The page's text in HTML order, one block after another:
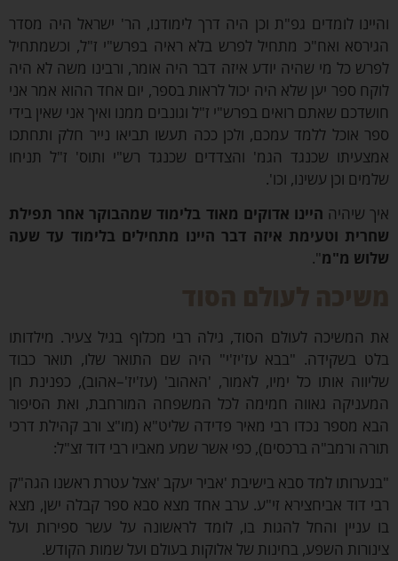
לומדים גפ"ת וכן היה דרך לימודנו, הר' ישראל היה מסדר
ואח"כ מתחיל לפרש בלא ראיה בפרש"י ז"ל, וכשמתחיל
כל מי שהיה יודע איזה דבר היה אומר, ורבינו משה לא היה
ספר יען שלא היה יכול לראות בספר, יום אחד ההוא אמר אני
שאתם רואים בפרש"י ז"ל וגונבים ממנו ואיך אני שאין בידי
אוכל ללמד עמכם, ולכן ככה תעשו תביאו נייר חלק ותחתכו
שכנגד הגמ' והצדדים שכנגד רש"י ותוס' ז"ל תניחו
וכן עשינו, וכו'.
שיהיההיינו אדוקים מאוד בלימוד שמהבוקר אחר תפילת
וטעימת איזה דבר היינו מתחילים בלימוד עד שעה
מ"מ ".
לעולם הסוד, גילה רבי מכלוף בגיל צעיר. מילדותו
בשקידה. "בבא עז'יז'י" היה שם התואר שלו, תואר כבוד
אותו כל ימיו, לאמור, 'האהוב' (עז'יז'–אהוב), כפנינת חן
גאווה חמימה לכל המשפחה המורחבת, ואת הסיפור
מספר נכדו רבי מאיר פדידה שליט"א (מו"צ ורב קהילת דרכי
ורמב"ה ברכסים), כפי אשר שמע מאביו רבי דוד זצ"ל:
למד סבא בישיבת 'אביר יעקב 'אצל עטרת ראשנו הגה"ק
דוד אביחצירא זי"ע. ערב אחד מצא סבא ספר קבלה ישן, מצא
והחל להגות בו, לומד לראשונה על עשר ספירות ועל
השפע, בחינות של אלוקות בעולם ועל שמות הקודש.